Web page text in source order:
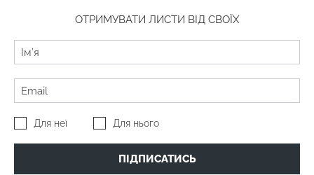
ОТРИМУВАТИ ЛИСТИ ВІД СВОЇХ
Для неї Для нього
ПІДПИСАТИСЬ